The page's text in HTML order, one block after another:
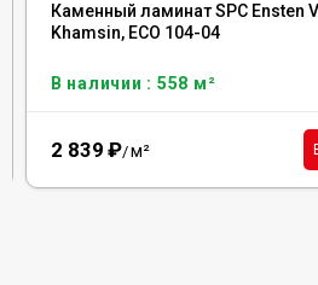
Каменный ламинат SPC Ensten
Khamsin, ECO 104-04
В наличии : 558 м²
2 839 ₽/м²